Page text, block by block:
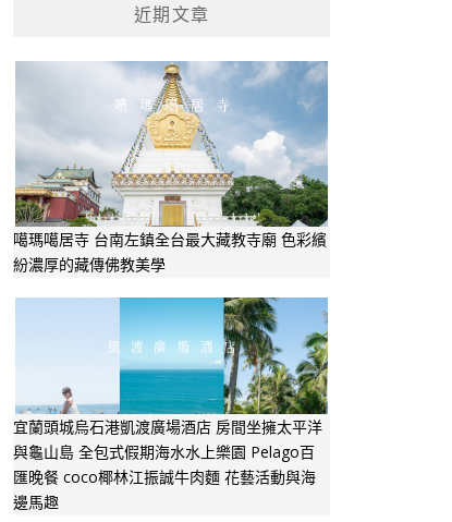
近期文章
噶瑪噶居寺 台南左鎮全台最大藏教寺廟 色彩繽
紛濃厚的藏傳佛教美學
宜蘭頭城烏石港凱渡廣場酒店 房間坐擁太平洋
與龜山島 全包式假期海水水上樂園 Pelago百
匯晚餐 coco椰林江振誠牛肉麵 花藝活動與海
邊馬趣